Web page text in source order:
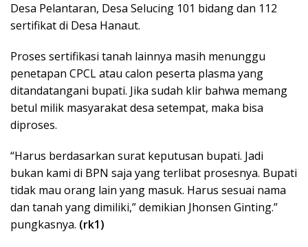
Desa Pelantaran, Desa Selucing 101 bidang dan 112
sertifikat di Desa Hanaut.
Proses sertifikasi tanah lainnya masih menunggu
penetapan CPCL atau calon peserta plasma yang
ditandatangani bupati. Jika sudah klir bahwa memang
betul milik masyarakat desa setempat, maka bisa
diproses.
“Harus berdasarkan surat keputusan bupati. Jadi
bukan kami di BPN saja yang terlibat prosesnya. Bupati
tidak mau orang lain yang masuk. Harus sesuai nama
dan tanah yang dimiliki,” demikian Jhonsen Ginting.”
pungkasnya. (rk1)